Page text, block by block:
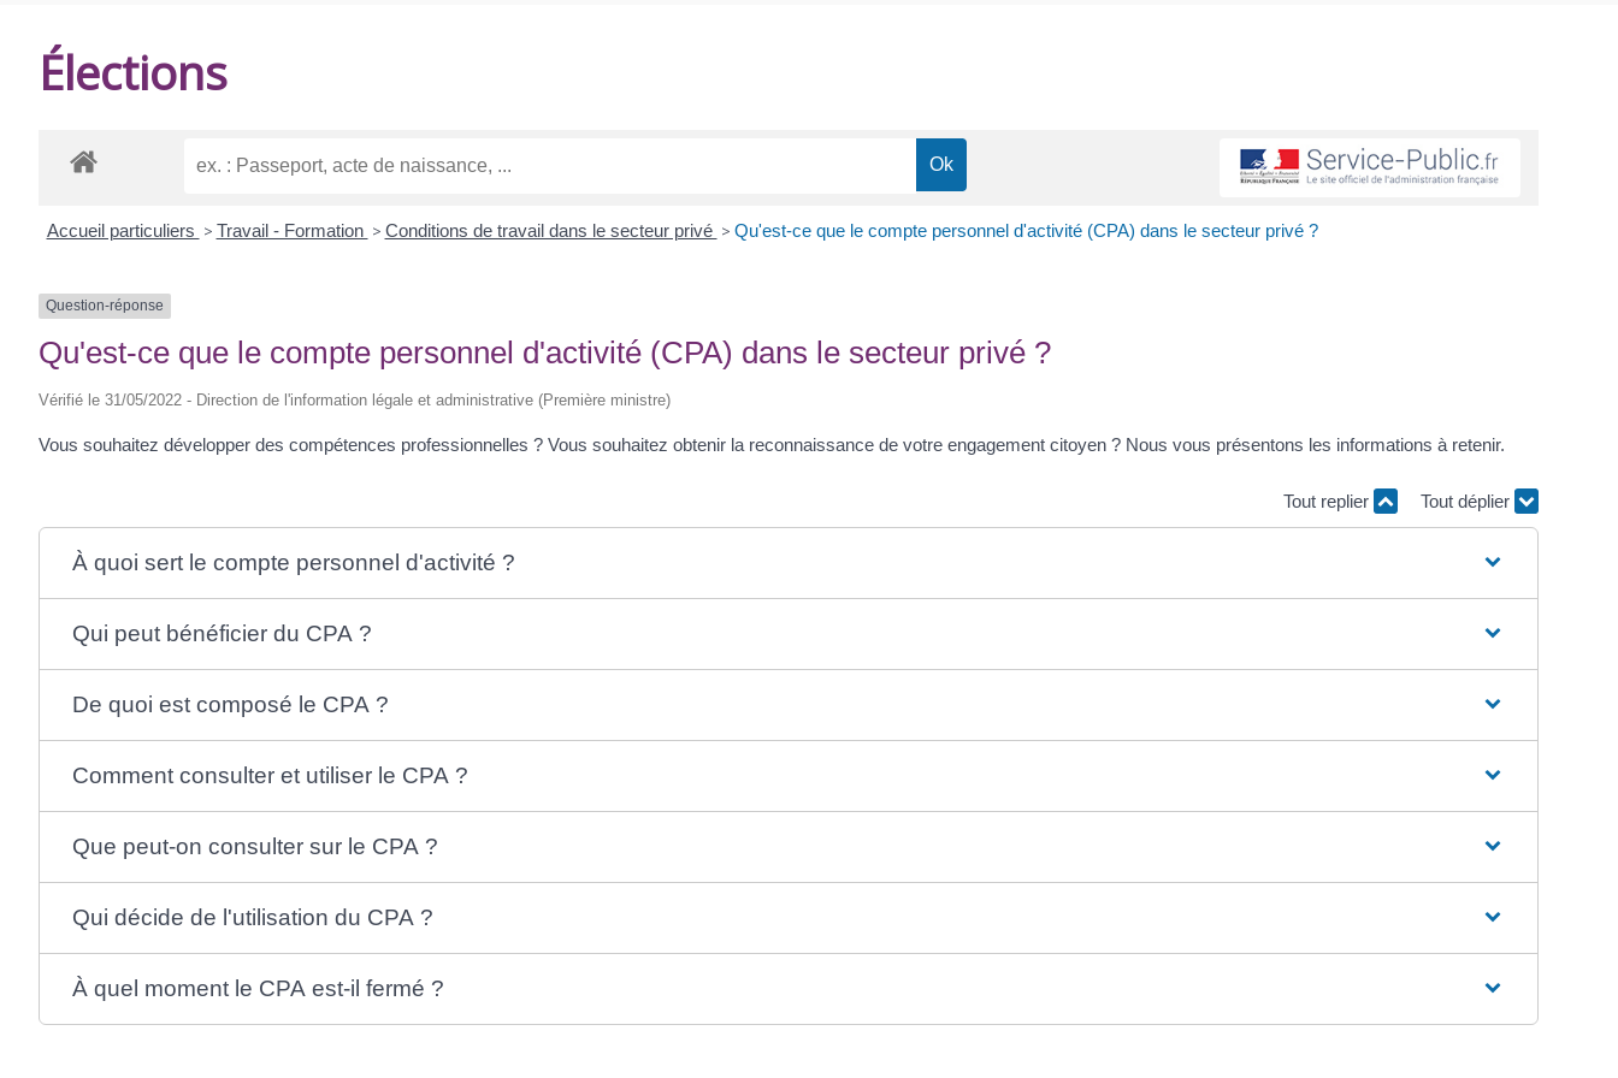
Élections
Accueil particuliers > Travail - Formation > Conditions de travail dans le secteur privé > Qu'est-ce que le compte personnel d'activité (CPA) dans le secteur privé ?
Question-réponse
Qu'est-ce que le compte personnel d'activité (CPA) dans le secteur privé ?
Vérifié le 31/05/2022 - Direction de l'information légale et administrative (Première ministre)
Vous souhaitez développer des compétences professionnelles ? Vous souhaitez obtenir la reconnaissance de votre engagement citoyen ? Nous vous présentons les informations à retenir.
Tout replier Tout déplier
À quoi sert le compte personnel d'activité ?
Qui peut bénéficier du CPA ?
De quoi est composé le CPA ?
Comment consulter et utiliser le CPA ?
Que peut-on consulter sur le CPA ?
Qui décide de l'utilisation du CPA ?
À quel moment le CPA est-il fermé ?